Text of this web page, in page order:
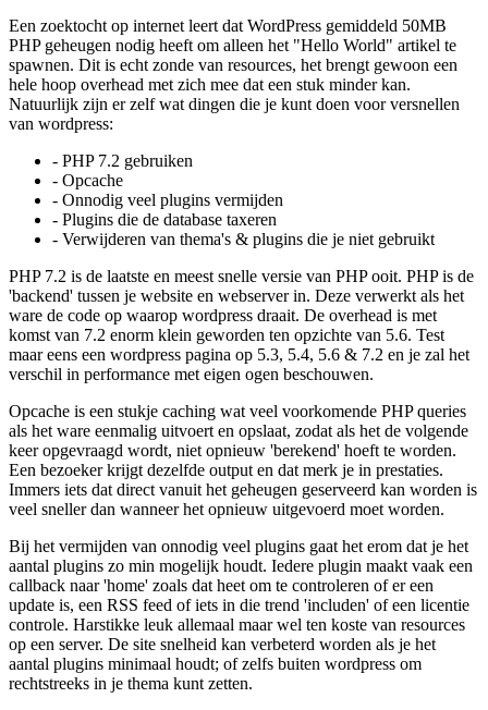
Een zoektocht op internet leert dat WordPress gemiddeld 50MB
PHP geheugen nodig heeft om alleen het "Hello World" artikel te
spawnen. Dit is echt zonde van resources, het brengt gewoon een
hele hoop overhead met zich mee dat een stuk minder kan.
Natuurlijk zijn er zelf wat dingen die je kunt doen voor versnellen
van wordpress:
- PHP 7.2 gebruiken
- Opcache
- Onnodig veel plugins vermijden
- Plugins die de database taxeren
- Verwijderen van thema's & plugins die je niet gebruikt
PHP 7.2 is de laatste en meest snelle versie van PHP ooit. PHP is de
'backend' tussen je website en webserver in. Deze verwerkt als het
ware de code op waarop wordpress draait. De overhead is met
komst van 7.2 enorm klein geworden ten opzichte van 5.6. Test
maar eens een wordpress pagina op 5.3, 5.4, 5.6 & 7.2 en je zal het
verschil in performance met eigen ogen beschouwen.
Opcache is een stukje caching wat veel voorkomende PHP queries
als het ware eenmalig uitvoert en opslaat, zodat als het de volgende
keer opgevraagd wordt, niet opnieuw 'berekend' hoeft te worden.
Een bezoeker krijgt dezelfde output en dat merk je in prestaties.
Immers iets dat direct vanuit het geheugen geserveerd kan worden is
veel sneller dan wanneer het opnieuw uitgevoerd moet worden.
Bij het vermijden van onnodig veel plugins gaat het erom dat je het
aantal plugins zo min mogelijk houdt. Iedere plugin maakt vaak een
callback naar 'home' zoals dat heet om te controleren of er een
update is, een RSS feed of iets in die trend 'includen' of een licentie
controle. Harstikke leuk allemaal maar wel ten koste van resources
op een server. De site snelheid kan verbeterd worden als je het
aantal plugins minimaal houdt; of zelfs buiten wordpress om
rechtstreeks in je thema kunt zetten.